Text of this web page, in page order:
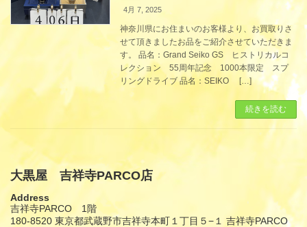
4月 7, 2025
神奈川県にお住まいのお客様より、お買取りさ
せて頂きましたお品をご紹介させていただきま
す。 品名：Grand Seiko GS ヒストリカルコ
レクション 55周年記念 1000本限定 スプ
リングドライブ 品名：SEIKO […]
続きを読む
大黒屋 吉祥寺PARCO店
Address
吉祥寺PARCO 1階
180-8520 東京都武蔵野市吉祥寺本町１丁目５−１ 吉祥寺PARCO